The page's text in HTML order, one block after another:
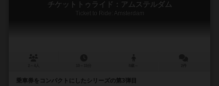
チケットトゥライド：アムステルダム
Ticket to Ride: Amsterdam
乗車券をコンパクトにしたシリーズの第3弾目